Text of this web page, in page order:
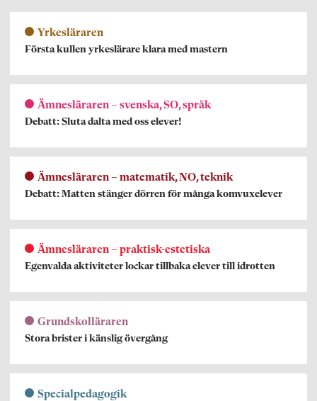
Yrkesläraren
Första kullen yrkeslärare klara med mastern
Ämnesläraren – svenska, SO, språk
Debatt: Sluta dalta med oss elever!
Ämnesläraren – matematik, NO, teknik
Debatt: Matten stänger dörren för många komvuxelever
Ämnesläraren – praktisk-estetiska
Egenvalda aktiviteter lockar tillbaka elever till idrotten
Grundskolläraren
Stora brister i känslig övergång
Specialpedagogik